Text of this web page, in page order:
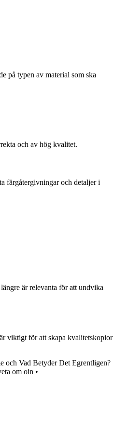
på typen av material som ska
och av hög kvalitet.
färgåtergivningar och detaljer i
är relevanta för att undvika
viktigt för att skapa kvalitetskopior
och Vad Betyder Det Egrentligen?
om oin •